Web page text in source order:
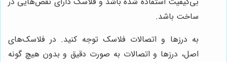
ساخت باشد.
به درزها و اتصالات فلاسک توجه کنید. در فلاسک‌های
اصل، درزها و اتصالات به صورت دقیق و بدون هیچ گونه